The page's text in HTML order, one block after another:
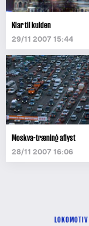
Klar til kulden
29/11 2007 15:44
Moskva-træning aflyst
28/11 2007 16:06